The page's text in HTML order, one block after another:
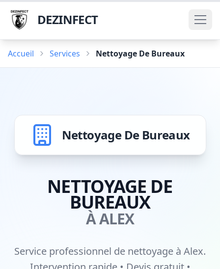
DEZINFECT
Accueil Services Nettoyage De Bureaux
Nettoyage De Bureaux
NETTOYAGE DE
BUREAUX
À ALEX
Service professionnel de nettoyage à Alex.